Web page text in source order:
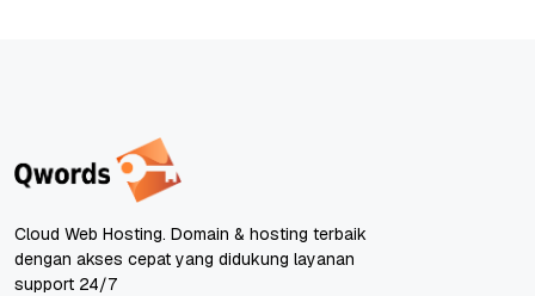
Cloud Web Hosting. Domain & hosting terbaik
dengan akses cepat yang didukung layanan
support 24/7